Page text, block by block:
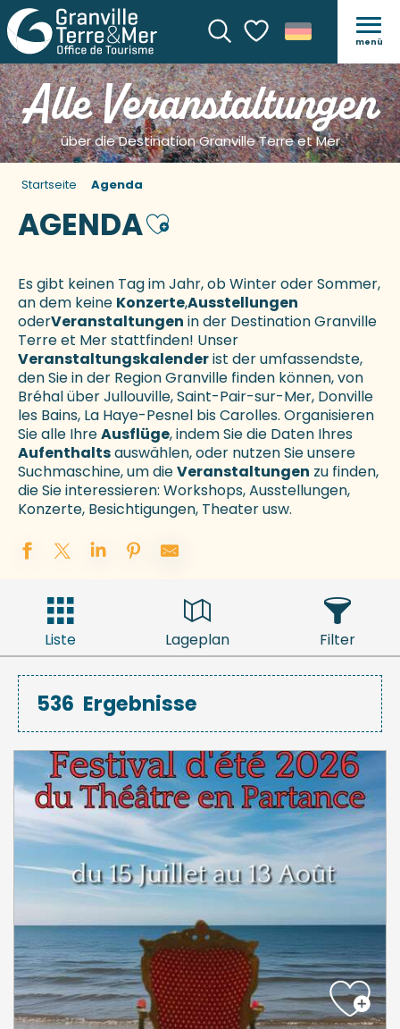
SucheVoir les favoris
menü
Alle Veranstaltungen
über die Destination Granville Terre et Mer
Startseite Agenda
AGENDAAjouter aux favoris
Es gibt keinen Tag im Jahr, ob Winter oder Sommer,
an dem keine Konzerte,Ausstellungen
oderVeranstaltungen in der Destination Granville
Terre et Mer stattfinden! Unser
Veranstaltungskalenderist der umfassendste,
den Sie in der Region Granville finden können, von
Bréhal über Jullouville, Saint-Pair-sur-Mer, Donville
les Bains, La Haye-Pesnel bis Carolles. Organisieren
Sie alle IhreAusflüge, indem Sie die Daten Ihres
Aufenthaltsauswählen, oder nutzen Sie unsere
Suchmaschine, um dieVeranstaltungen zu finden,
die Sie interessieren: Workshops, Ausstellungen,
Konzerte, Besichtigungen, Theater usw.
Liste Lageplan Filter
536 Ergebnisse